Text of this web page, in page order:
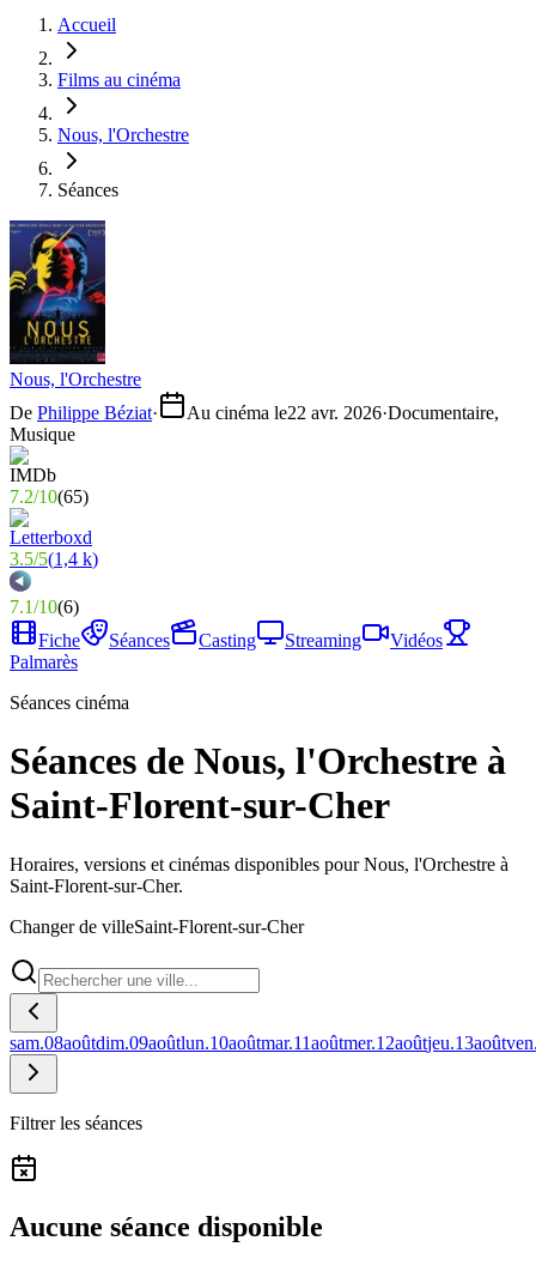
Accueil
Films au cinéma
Nous, l'Orchestre
Séances
Nous, l'Orchestre
De Philippe Béziat· Au cinéma le22 avr. 2026·Documentaire,
Musique
7.2/10(65)
3.5/5(1,4 k)
7.1/10(6)
Fiche
Séances Casting Streaming
Vidéos
Palmarès
Séances cinéma
Séances de Nous, l'Orchestre à
Saint-Florent-sur-Cher
Horaires, versions et cinémas disponibles pour Nous, l'Orchestre à
Saint-Florent-sur-Cher.
Changer de villeSaint-Florent-sur-Cher
sam.08aoûtdim.09aoûtlun.10aoûtmar.11aoûtmer.12aoûtjeu.13août
Filtrer les séances
Aucune séance disponible